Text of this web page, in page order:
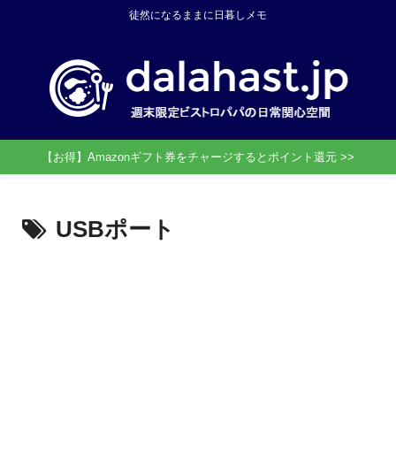
徒然になるままに日暮しメモ
【お得】Amazonギフト券をチャージするとポイント還元 >>
USBポート